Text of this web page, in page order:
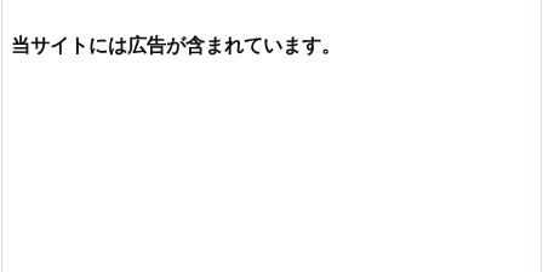
当サイトには広告が含まれています。